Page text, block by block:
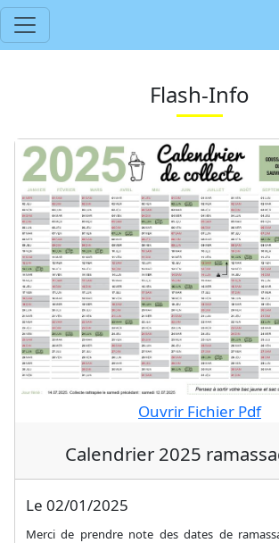
Flash-Info
Ouvrir Fichier Pdf
Calendrier 2025
Le 02/01/2025
Merci de prendre note des dates de